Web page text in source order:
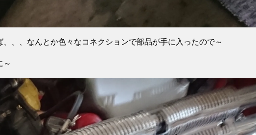
、、、なんとか色々なコネクションで部品が手に入ったので～
～